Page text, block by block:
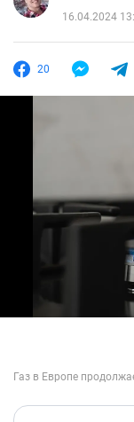
16.04.2024
20